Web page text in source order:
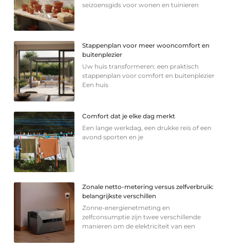
seizoensgids voor wonen en tuinieren
Stappenplan voor meer wooncomfort en
buitenplezier
Uw huis transformeren: een praktisch
stappenplan voor comfort en buitenplezier
Een huis
Comfort dat je elke dag merkt
Een lange werkdag, een drukke reis of een
avond sporten en je
Zonale netto-metering versus zelfverbruik:
belangrijkste verschillen
Zonne-energienetmeting en
zelfconsumptie zijn twee verschillende
manieren om de elektriciteit van een